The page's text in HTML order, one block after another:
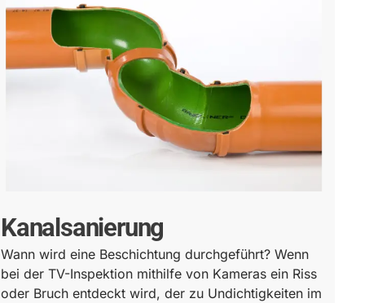
Kanalsanierung
Wann wird eine Beschichtung durchgeführt? Wenn
bei der TV-Inspektion mithilfe von Kameras ein Riss
oder Bruch entdeckt wird, der zu Undichtigkeiten im